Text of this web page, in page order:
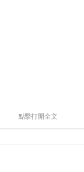
點擊打開全文